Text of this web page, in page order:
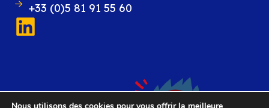
+33 (0)5 81 91 55 60